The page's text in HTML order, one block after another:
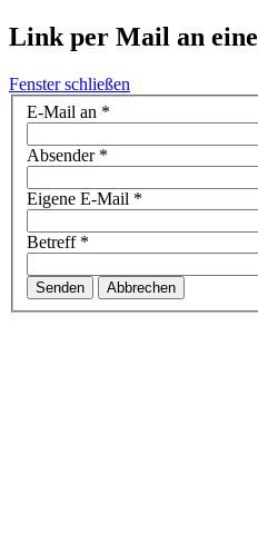
Link per Mail an
Fenster schließen
E-Mail an *
Absender*
Eigene E-Mail *
Betreff*
Senden Abbrechen